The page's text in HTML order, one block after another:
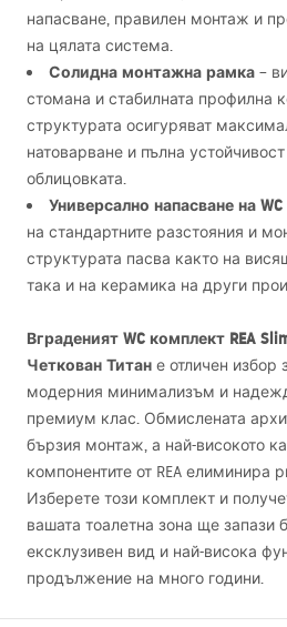
напасване, правилен монтаж и
на цялата система.
Солидна монтажна рамка –
стомана и стабилната профилна
структурата осигуряват
натоварване и пълна
облицовката.
Универсално напасване на
на стандартните разстояния и
структурата пасва както на
така и на керамика на други
Вграденият WC комплект REA
Четкован Титан е отличен избор
модерния минимализъм и
премиум клас. Обмислената
бързия монтаж, а най-високото
компонентите от REA елиминира
Изберете този комплект и
вашата тоалетна зона ще запази
ексклузивен вид и най-висока
продължение на много години.